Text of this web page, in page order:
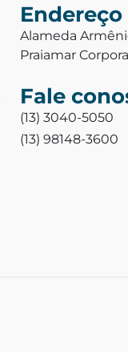
Endereço
Alameda
Praiamar
Fale
(13) 3040-5050
(13) 98148-3600